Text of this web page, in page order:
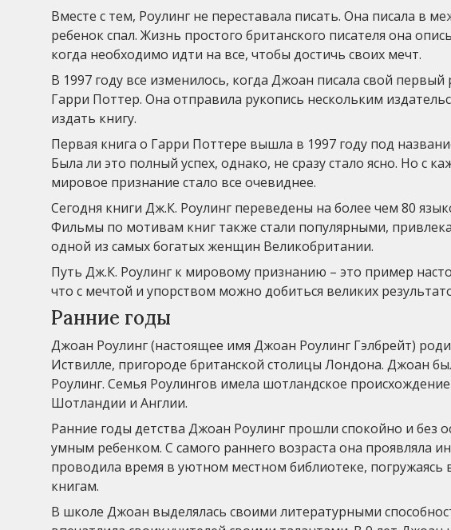
Вместе с тем, Роулинг не переставала писать. Она писала в
ребенок спал. Жизнь простого британского писателя она
когда необходимо идти на все, чтобы достичь своих мечт.
В 1997 году все изменилось, когда Джоан писала свой
Гарри Поттер. Она отправила рукопись нескольким
издать книгу.
Первая книга о Гарри Поттере вышла в 1997 году под
Была ли это полный успех, однако, не сразу стало ясно. Но
мировое признание стало все очевиднее.
Сегодня книги Дж.К. Роулинг переведены на более чем 80
Фильмы по мотивам книг также стали популярными,
одной из самых богатых женщин Великобритании.
Путь Дж.К. Роулинг к мировому признанию – это пример
что с мечтой и упорством можно добиться великих
Ранние годы
Джоан Роулинг (настоящее имя Джоан Роулинг Гэлбрейт)
Иствилле, пригороде британской столицы Лондона. Джоан
Роулинг. Семья Роулингов имела шотландское
Шотландии и Англии.
Ранние годы детства Джоан Роулинг прошли спокойно и без
умным ребенком. С самого раннего возраста она проявляла
проводила время в уютном местном библиотеке,
книгам.
В школе Джоан выделялась своими литературными